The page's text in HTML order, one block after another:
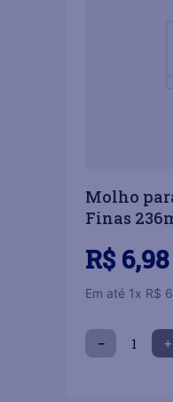
Molho
Finas
R$ 6,98
Em até 1x R$ 6
＋
－